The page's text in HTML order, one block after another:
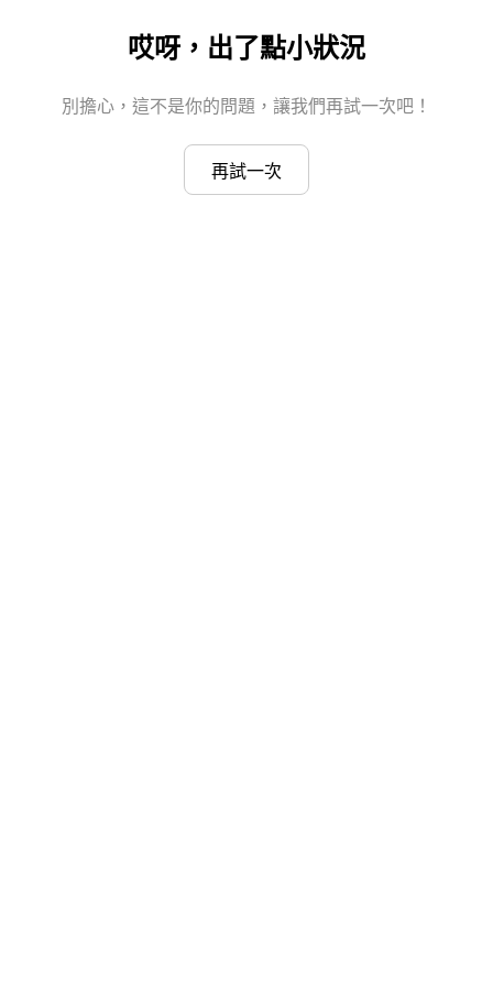
哎呀，出了點小狀況
別擔心，這不是你的問題，讓我們再試一次吧！
再試一次